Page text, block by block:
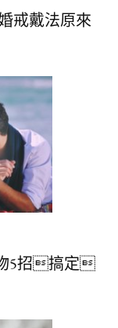
戒戴法原來
5招搞定